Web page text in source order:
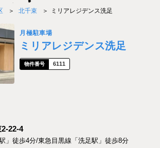
ご契約の流れ
問
北千束 ミリアレジデンス洗足
月極駐車場
ミリアレジデンス洗足
6111
22-4
」徒歩4分/東急目黒線「洗足駅」徒歩8分